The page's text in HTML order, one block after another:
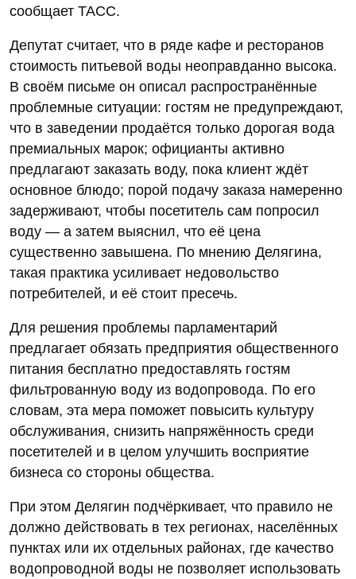
сообщает ТАСС.
Депутат считает, что в ряде кафе и ресторанов
стоимость питьевой воды неоправданно высока.
В своём письме он описал распространённые
проблемные ситуации: гостям не предупреждают,
что в заведении продаётся только дорогая вода
премиальных марок; официанты активно
предлагают заказать воду, пока клиент ждёт
основное блюдо; порой подачу заказа намеренно
задерживают, чтобы посетитель сам попросил
воду — а затем выяснил, что её цена
существенно завышена. По мнению Делягина,
такая практика усиливает недовольство
потребителей, и её стоит пресечь.
Для решения проблемы парламентарий
предлагает обязать предприятия общественного
питания бесплатно предоставлять гостям
фильтрованную воду из водопровода. По его
словам, эта мера поможет повысить культуру
обслуживания, снизить напряжённость среди
посетителей и в целом улучшить восприятие
бизнеса со стороны общества.
При этом Делягин подчёркивает, что правило не
должно действовать в тех регионах, населённых
пунктах или их отдельных районах, где качество
водопроводной воды не позволяет использовать